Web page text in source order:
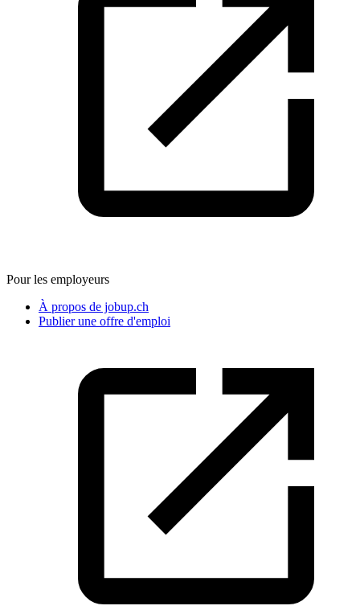
Pour les employeurs
À propos de jobup.ch
Publier une offre d'emploi